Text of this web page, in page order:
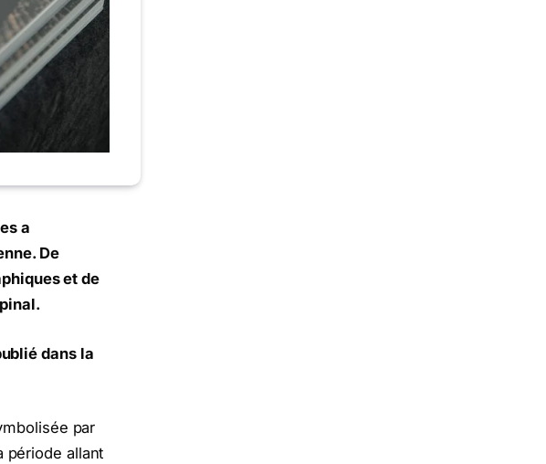
a
De
et de
dans la
par
période allant